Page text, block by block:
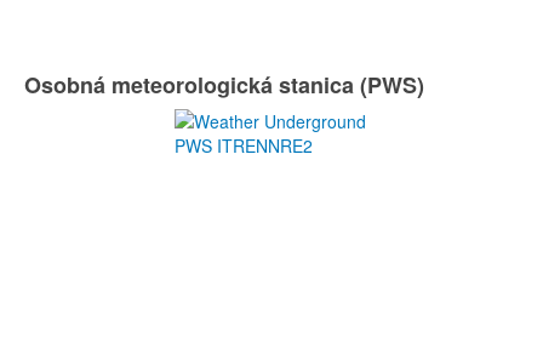
Osobná meteorologická stanica (PWS)